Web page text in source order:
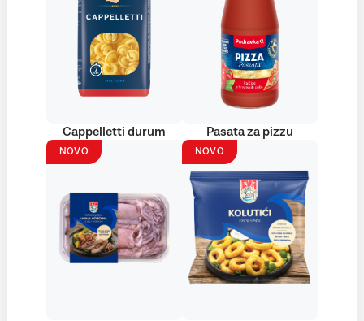
Cappelletti durum Pasata za pizzu
NOVO NOVO